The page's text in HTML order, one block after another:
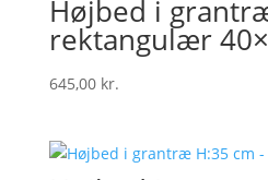
Højbed i
rektangulær
645,00 kr.